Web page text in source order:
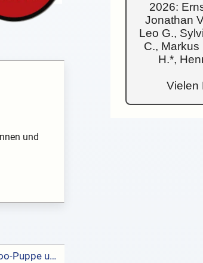
und
Der Tod, ein Zombie, die Voodoo-Puppe und das Skelett auf dem Grabstein →
2026:
Jonathan
Leo G.,
C., Markus
H.*,
Vielen